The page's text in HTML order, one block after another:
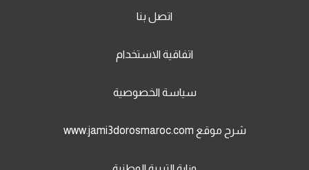
اتصل بنا
اتفاقية الاستخدام
سياسة الخصوصية
شرح موقع www.jami3dorosmaroc.com